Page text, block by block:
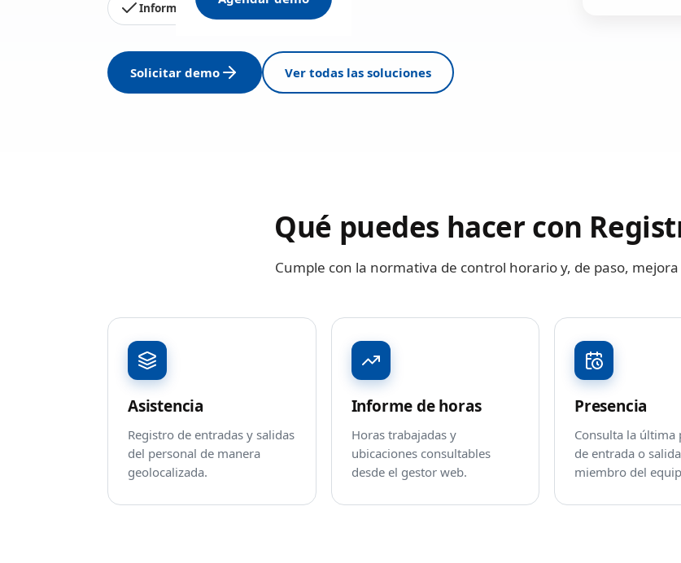
Informe de horas
Solicitar demo Ver todas las soluciones
Qué puedes hacer con
Cumple con la normativa de control horario y, de paso,
Asistencia
Registro de entradas y salidas
del personal de manera
geolocalizada.
Informe de horas
Horas trabajadas y
ubicaciones consultables
desde el gestor web.
Presencia
Consulta la última
de entrada o
miembro del